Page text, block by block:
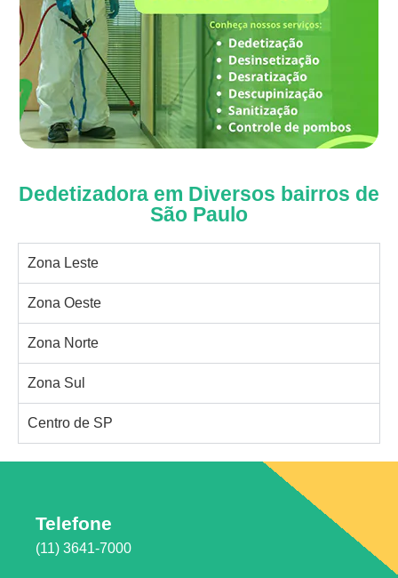
Dedetizadora em Diversos bairros de
São Paulo
Zona Leste
Zona Oeste
Zona Norte
Zona Sul
Centro de SP
Telefone
(11) 3641-7000